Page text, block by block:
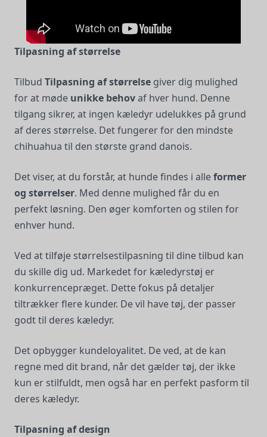
Tilpasning af størrelse
Tilbud Tilpasning af størrelse giver dig mulighed
for at møde unikke behovaf hver hund. Denne
tilgang sikrer, at ingen kæledyr udelukkes på grund
af deres størrelse. Det fungerer for den mindste
chihuahua til den største grand danois.
Det viser, at du forstår, at hunde findes i alleformer
og størrelser. Med denne mulighed får du en
perfekt løsning. Den øger komforten og stilen for
enhver hund.
Ved at tilføje størrelsestilpasning til dine tilbud kan
du skille dig ud. Markedet for kæledyrstøj er
konkurrencepræget. Dette fokus på detaljer
tiltrækker flere kunder. De vil have tøj, der passer
godt til deres kæledyr.
Det opbygger kundeloyalitet. De ved, at de kan
regne med dit brand, når det gælder tøj, der ikke
kun er stilfuldt, men også har en perfekt pasform til
deres kæledyr.
Tilpasning af design